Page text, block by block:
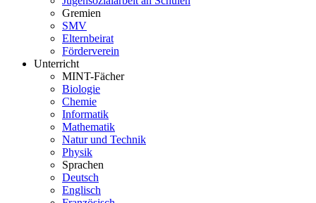
Gremien
SMV
Elternbeirat
Förderverein
Unterricht
MINT-Fächer
Biologie
Chemie
Informatik
Mathematik
Natur und Technik
Physik
Sprachen
Deutsch
Englisch